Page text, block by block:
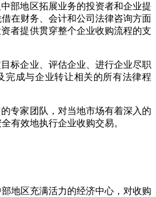
部地区拓展业务的投资者和企业提
在财务、会计和公司法律咨询方面
者提供贯穿整个企业收购流程的支
标企业、评估企业、进行企业尽职
完成与企业转让相关的所有法律程
专家团队，对当地市场有着深入的
有效地执行企业收购交易。
地区充满活力的经济中心，对收购